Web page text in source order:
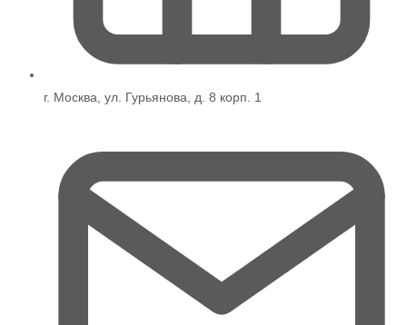
г. Москва, ул. Гурьянова, д. 8 корп. 1